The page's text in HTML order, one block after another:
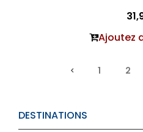
DESTINATIONS
Ajoutez
1 2